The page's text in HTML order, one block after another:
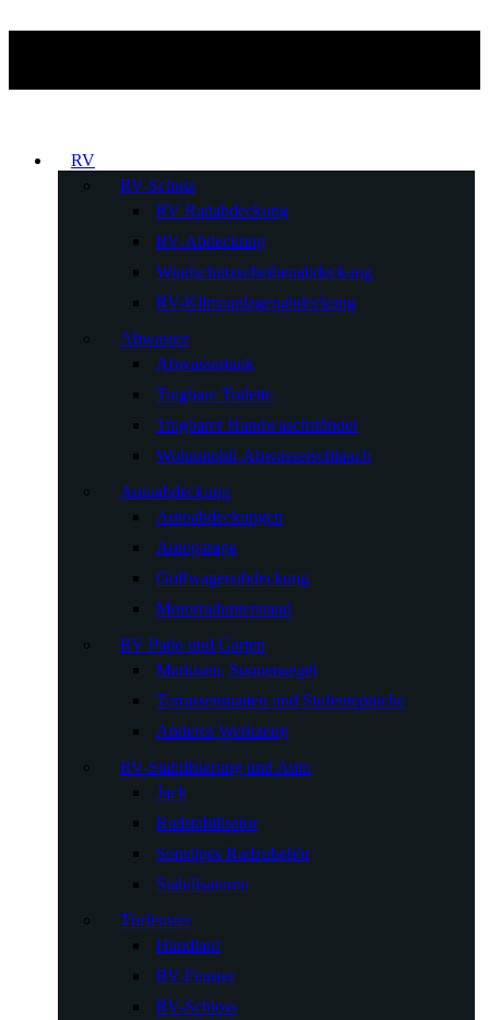
RV
RV-Schutz
RV Radabdeckung
RV-Abdeckung
Windschutzscheibenabdeckung
RV-Klimaanlagenabdeckung
Abwasser
Abwassertank
Tragbare Toilette
Tragbarer Handwaschständer
Wohnmobil-Abwasserschlauch
Autoabdeckung
Autoabdeckungen
Autogarage
Golfwagenabdeckung
Motorradunterstand
RV Patio und Garten
Markisen, Sonnensegel
Terrassenmatten und Stufenteppiche
Anderes Werkzeug
RV-Stabilisierung und Auto
Jack
Radstabilisator
Sonstiges Radzubehör
Stabilisatoren
Türfenster
Handlauf
RV-Fenster
RV-Schloss